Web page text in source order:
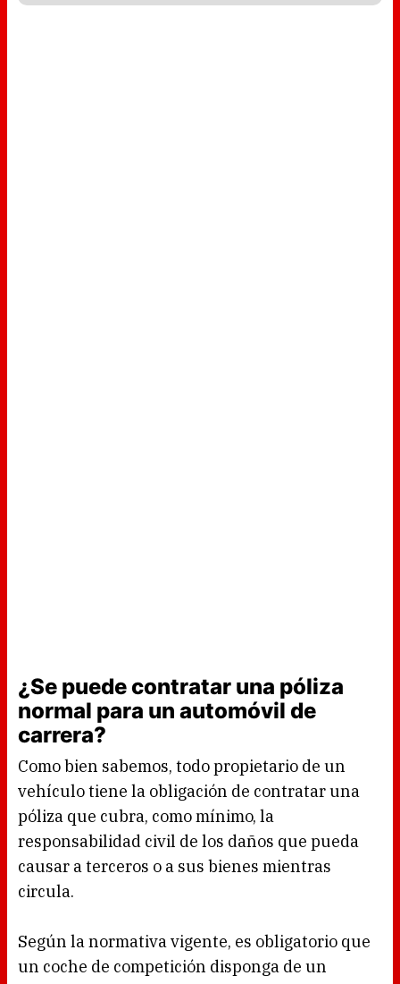
0
¿Se puede contratar una póliza
normal para un automóvil de
carrera?
Como bien sabemos, todo propietario de un
vehículo tiene la obligación de contratar una
póliza que cubra, como mínimo, la
responsabilidad civil de los daños que pueda
causar a terceros o a sus bienes mientras
circula.
Según la normativa vigente, es obligatorio que
un coche de competición disponga de un